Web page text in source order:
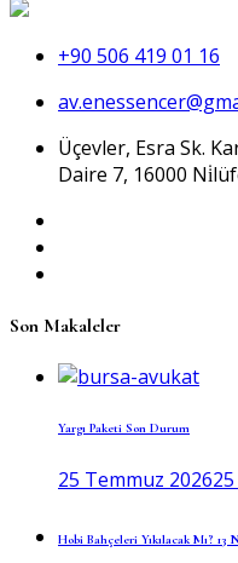
+90 506 419 01 16
Üçevler, Esra Sk.
Daire 7, 16000
Son Makaleler
Yargı Paketi Son Durum
25 Temmuz 2026
Hobi Bahçeleri Yıkılacak Mı?